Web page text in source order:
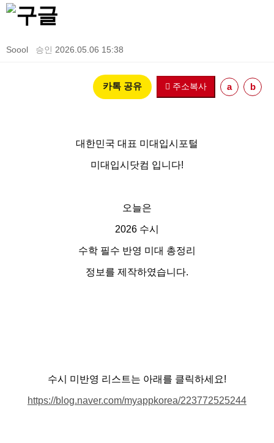
Soool 승인 2026.05.06 15:38
카톡 공유 주소복사 a b
대한민국 대표 미대입시포털
미대입시닷컴 입니다!
오늘은
2026 수시
수학 필수 반영 미대 총정리
정보를 제작하였습니다.
수시 미반영 리스트는 아래를 클릭하세요!
https://blog.naver.com/myappkorea/223772525244